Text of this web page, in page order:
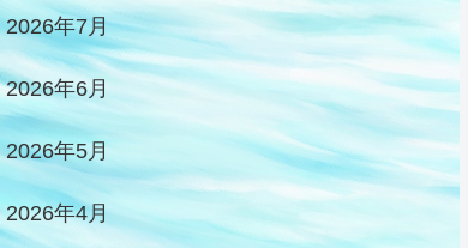
2026年7月
2026年6月
2026年5月
2026年4月